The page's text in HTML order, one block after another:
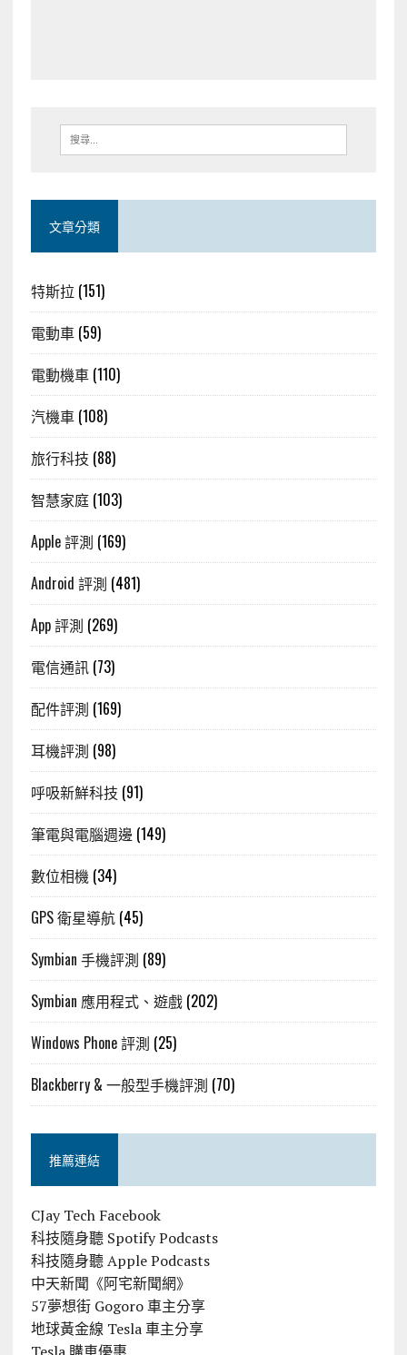
文章分類
特斯拉 (151)
電動車(59)
電動機車(110)
汽機車(108)
旅行科技 (88)
智慧家庭(103)
Apple 評測 (169)
Android 評測 (481)
App 評測 (269)
電信通訊(73)
配件評測 (169)
耳機評測 (98)
呼吸新鮮科技 (91)
筆電與電腦週邊 (149)
數位相機(34)
GPS 衛星導航(45)
Symbian 手機評測 (89)
Symbian 應用程式、遊戲(202)
Windows Phone 評測 (25)
Blackberry & 一般型手機評測 (70)
推薦連結
CJay Tech Facebook
科技隨身聽 Spotify Podcasts
科技隨身聽 Apple Podcasts
中天新聞《阿宅新聞網》
57夢想街 Gogoro 車主分享
地球黃金線 Tesla 車主分享